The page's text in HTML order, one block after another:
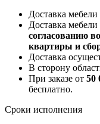
Доставка мебели
Доставка мебели
согласованию
квартиры и
Доставка
В сторону
При заказе от 50
бесплатно.
Сроки исполнения